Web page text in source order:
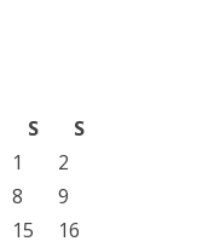
S
S
1
2
8
9
15
16